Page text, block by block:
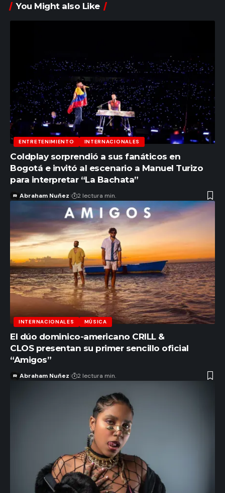
You Might also Like
ENTRETENIMIENTO INTERNACIONALES
Coldplay sorprendió a sus fanáticos en
Bogotá e invitó al escenario a Manuel Turizo
para interpretar “La Bachata”
Abraham Nuñez 2 lectura min.
INTERNACIONALES MÚSICA
El dúo dominico-americano CRILL &
CLOS presentan su primer sencillo oficial
“Amigos”
Abraham Nuñez 2 lectura min.